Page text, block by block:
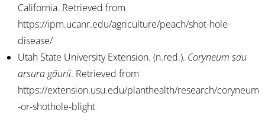
California. Retrieved from
https://ipm.ucanr.edu/agriculture/peach/shot-hole-
disease/
Utah State University Extension. (n.red.). Coryneum sau
arsura găurii. Retrieved from
https://extension.usu.edu/planthealth/research/coryneum
-or-shothole-blight